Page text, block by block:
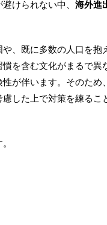
けられない中、 海外進
、既に多数の人口を抱
を含む文化がまるで異
が伴います。そのため、
慮した上で対策を練るこ